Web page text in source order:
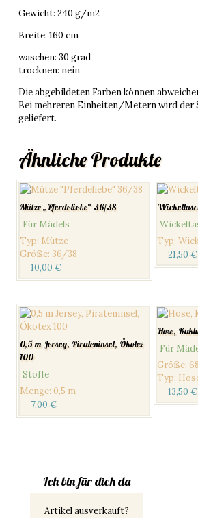
Gewicht: 240 g/m2
Breite: 160 cm
waschen: 30 grad
trocknen: nein
Die abgebildeten Farben können
Bei mehreren Einheiten/Metern wird der
geliefert.
Ähnliche Produkte
Mütze „Pferdeliebe“ 36/38
Für Mädels
Typ: Mütze
Größe: 36/38
10,00 €
Typ:
21,50 €
0,5 m Jersey, Pirateninsel, Ökotex
100
Stoffe
Menge: 0,5 m
7,00 €
Hose,
Für
Größe: 68
Typ:
13,50 €
Ich bin für dich da
Artikel ausverkauft?